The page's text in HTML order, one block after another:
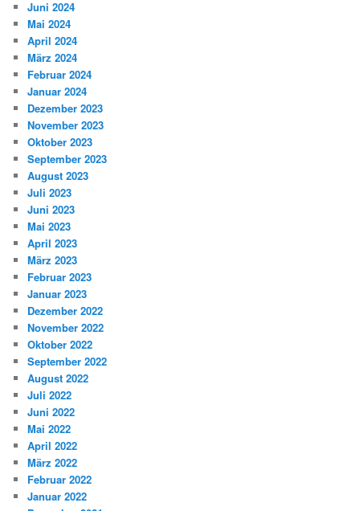
Juni 2024
Mai 2024
April 2024
März 2024
Februar 2024
Januar 2024
Dezember 2023
November 2023
Oktober 2023
September 2023
August 2023
Juli 2023
Juni 2023
Mai 2023
April 2023
März 2023
Februar 2023
Januar 2023
Dezember 2022
November 2022
Oktober 2022
September 2022
August 2022
Juli 2022
Juni 2022
Mai 2022
April 2022
März 2022
Februar 2022
Januar 2022